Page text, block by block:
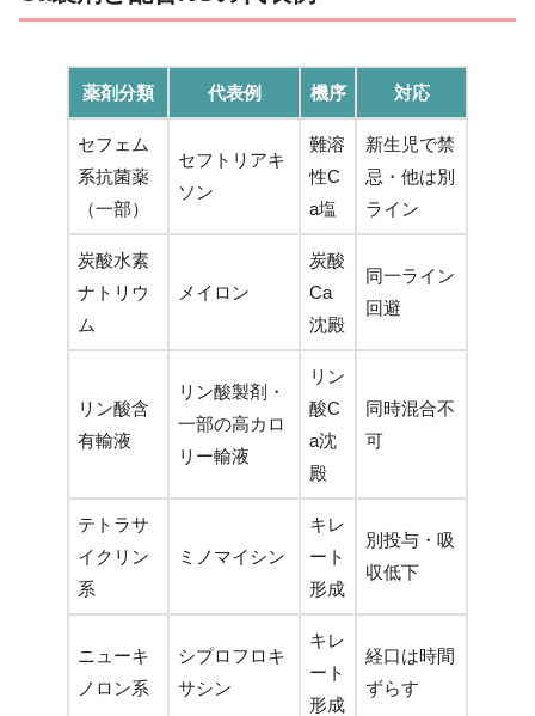
薬剤分類 代表例 機序 対応
セフェム
系抗菌薬
（一部）
セフトリアキ
ソン
難溶
性C
a塩
新生児で禁
忌・他は別
ライン
炭酸水素
ナトリウ
ム
メイロン
炭酸
Ca
沈殿
同一ライン
回避
リン酸含
有輸液
リン酸製剤・
一部の高カロ
リー輸液
リン
酸C
a沈
殿
同時混合不
可
テトラサ
イクリン
系
ミノマイシン
キレ
ート
形成
別投与・吸
収低下
ニューキ
ノロン系
シプロフロキ
サシン
キレ
ート
形成
経口は時間
ずらす